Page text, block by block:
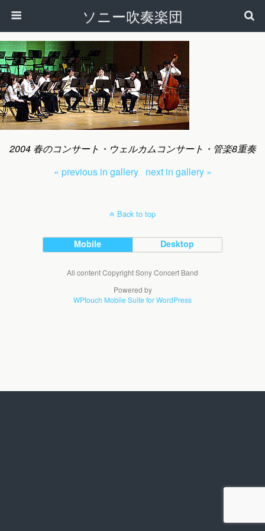
ソニー吹奏楽団
2004 春のコンサート・ウェルカムコンサート・管楽8重奏
« previous in gallery next in gallery »
Back to top
Mobile Desktop
All content Copyright Sony Concert Band
Powered by
WPtouch Mobile Suite for WordPress